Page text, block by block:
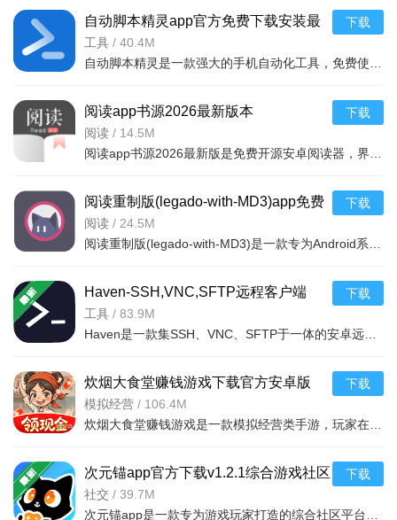
软件说明
飞马出行司机端是一个有出行和接单的功能软件，是一个全
新的打车平台，拥有丰富的优惠，平台也会提供优惠券让你打车
单，只需要在手机上接单即可，有需要的朋友可以下载
软件介绍
适的行程！让您能舒心工作的同时提供更专业的服务，给您更优
的收益保障。订单结束后，驾驶员可以直接在软件上获得相应的
报酬。
软件特色
专业客服，随时陪伴：专业、耐心、负责的客服热线随时保
持畅通
帮助中心，新司机指南：量身打造新司机攻略，帮助您快速
上手接单，开启赚钱之旅
自动脚本精灵app官方免费下载安装最
新版v26.07.26安卓版
工具 / 40.4M
下载
阅读app书源2026最新版本
v3.26073003官方版
阅读 / 14.5M
下载
阅读重制版(legado-with-MD3)app免费
下载安装v3.26.16.beta9安卓版
阅读 / 24.5M
下载
Haven-SSH,VNC,SFTP远程客户端
v5.86.1安卓版
工具 / 83.9M
下载
炊烟大食堂赚钱游戏下载官方安卓版
v1.0.2红包版
模拟经营 / 106.4M
下载
次元锚app官方下载v1.2.1综合游戏社区
社交 / 39.7M
下载